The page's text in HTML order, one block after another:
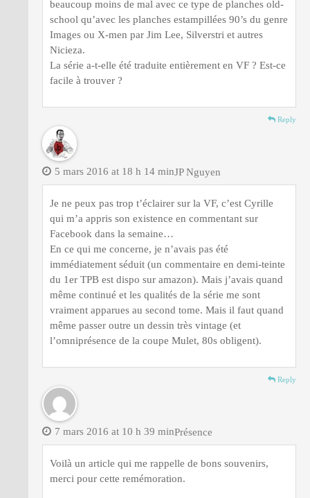
beaucoup moins de mal avec ce type de planches old-
school qu’avec les planches estampillées 90’s du genre
Images ou X-men par Jim Lee, Silverstri et autres
Nicieza.
La série a-t-elle été traduite entièrement en VF ? Est-ce
facile à trouver ?
Reply
JP Nguyen
5 mars 2016 at 18 h 14 min
Je ne peux pas trop t’éclairer sur la VF, c’est Cyrille
qui m’a appris son existence en commentant sur
Facebook dans la semaine…
En ce qui me concerne, je n’avais pas été
immédiatement séduit (un commentaire en demi-teinte
du 1er TPB est dispo sur amazon). Mais j’avais quand
même continué et les qualités de la série me sont
vraiment apparues au second tome. Mais il faut quand
même passer outre un dessin très vintage (et
l’omniprésence de la coupe Mulet, 80s obligent).
Reply
Présence
7 mars 2016 at 10 h 39 min
Voilà un article qui me rappelle de bons souvenirs,
merci pour cette remémoration.